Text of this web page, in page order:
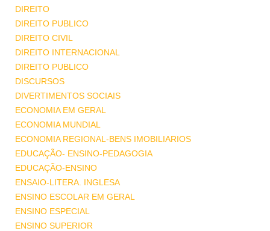
DIREITO
DIREITO PUBLICO
DIREITO CIVIL
DIREITO INTERNACIONAL
DIREITO PUBLICO
DISCURSOS
DIVERTIMENTOS SOCIAIS
ECONOMIA EM GERAL
ECONOMIA MUNDIAL
ECONOMIA REGIONAL-BENS IMOBILIARIOS
EDUCAÇÃO- ENSINO-PEDAGOGIA
EDUCAÇÃO-ENSINO
ENSAIO-LITERA. INGLESA
ENSINO ESCOLAR EM GERAL
ENSINO ESPECIAL
ENSINO SUPERIOR